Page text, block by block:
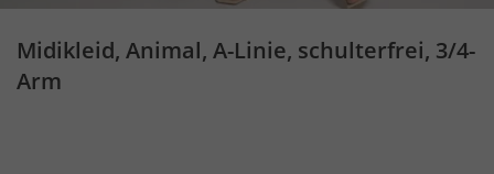
Midikleid, Animal, A-Linie, schulterfrei, 3/4-
Arm